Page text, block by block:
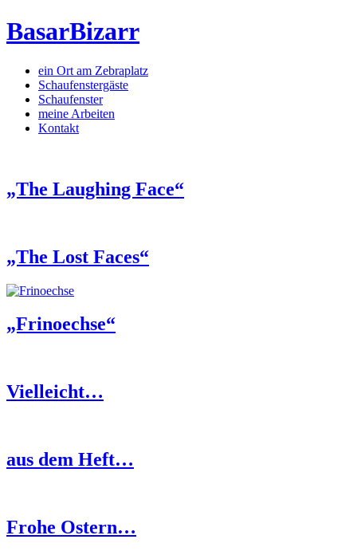
BasarBizarr
ein Ort am Zebraplatz
Schaufenster­gäste
Schaufenster
meine Arbeiten
Kontakt
„The Laughing Face“
„The Lost Faces“
„Frinoechse“
Vielleicht…
aus dem Heft…
Frohe Ostern…